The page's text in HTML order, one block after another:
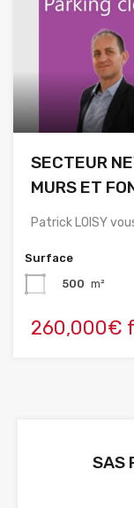
SECTEUR
MURS ET
Patrick LOISY
Surface
500 m²
260,000€
SAS